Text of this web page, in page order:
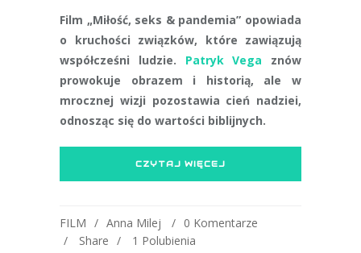
Film „Miłość, seks & pandemia” opowiada
o kruchości związków, które zawiązują
współcześni ludzie. Patryk Vega znów
prowokuje obrazem i historią, ale w
mrocznej wizji pozostawia cień nadziei,
odnosząc się do wartości biblijnych.
CZYTAJ WIĘCEJ
FILM Anna Milej
0 Komentarze
Share
1 Polubienia